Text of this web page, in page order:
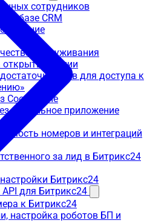
сотрудников
по базе CRM
обслуживания
открытые линии
прав для доступа к
Сообщение
мобильное приложение
номеров и интеграций
за лид в Битрикс24
Битрикс24
для Битрикс24
к Битрикс24
настройка роботов БП и